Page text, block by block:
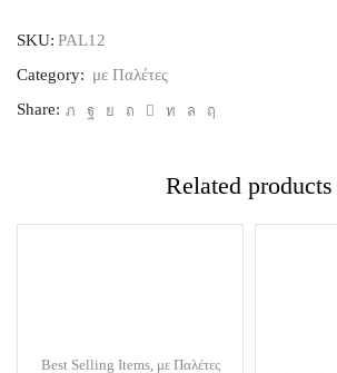
SKU: PAL12
Category: με Παλέτες
Share:
Related products
Best Selling Items, με Παλέτες